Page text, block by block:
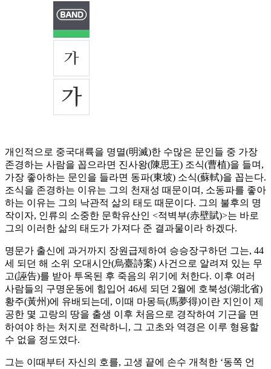
개인적으로 중국대륙을 명멸(明滅)한 수많은 문인들 중 가장
존경하는 사람을 꼽으라면 진사왕(陳思王) 조식(曹植)을 들며,
가장 좋아하는 문인을 들라면 동파(東坡) 소식(蘇軾)을 꼽는다.
조식을 존경하는 이유는 그의 천재성 때문이며, 소동파를 좋아
하는 이유는 그의 낙관적 삶의 태도 때문이다. 그의 불후의 명
작이자, 인류의 소중한 문학유산인 <적벽부(赤壁賦)>는 바로
그의 이러한 삶의 태도가 가져다 준 결과물이라 하겠다.
명문가 출신에 과거까지 장원급제하여 승승장구하던 그는, 44
세 되던 해 소위 오대시안(烏臺詩案) 사건으로 알려져 있는 무
고(誣告)를 받아 투옥된 후 죽음의 위기에 처한다. 이후 여러
사람들의 구명운동에 힘입어 46세 되던 2월에 호북성(湖北省)
황주(黃州)에 유배되는데, 이때 마몽득(馬夢得)이란 지인이 제
공한 몇 고랑의 땅을 출생 이후 처음으로 경작하여 기근을 면
하여야 하는 처지로 전락하니, 그 고초와 역경은 이루 형용할
수 없을 정도였다.
그는 이때부터 자신의 호를, 고생 끝에 손수 개척한 ‘동쪽 언